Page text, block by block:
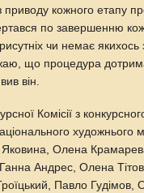
з приводу кожного етапу
по завершенню
чи немає
що процедура
він.
Комісії з
художнього
Олена
Андрес, Олена
Павло Гудімов,